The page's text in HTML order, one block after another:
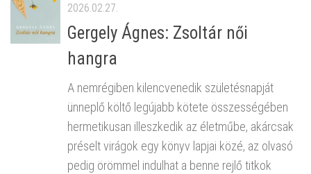
2026.02.27.
Gergely Ágnes: Zsoltár női
hangra
A nemrégiben kilencvenedik születésnapját
ünneplő költő legújabb kötete összességében
hermetikusan illeszkedik az életműbe, akárcsak
préselt virágok egy könyv lapjai közé, az olvasó
pedig örömmel indulhat a benne rejlő titkok